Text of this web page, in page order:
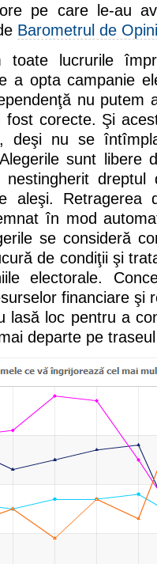
pe care le-au
Barometrul de
toate lucrurile
a opta campanie
nu putem
corecte. Şi
deşi nu se
sunt libere
nestingherit
aleşi. Retragerea
în mod
se consideră
de condiţii şi
electorale.
financiare şi
lasă loc pentru a
departe pe